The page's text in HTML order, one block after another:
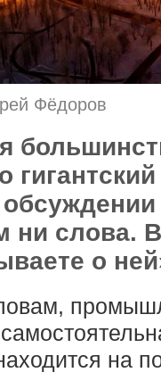
Фёдоров
ни слова.
о
на